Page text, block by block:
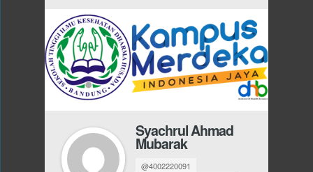
Syachrul Ahmad
Mubarak
@4002220091